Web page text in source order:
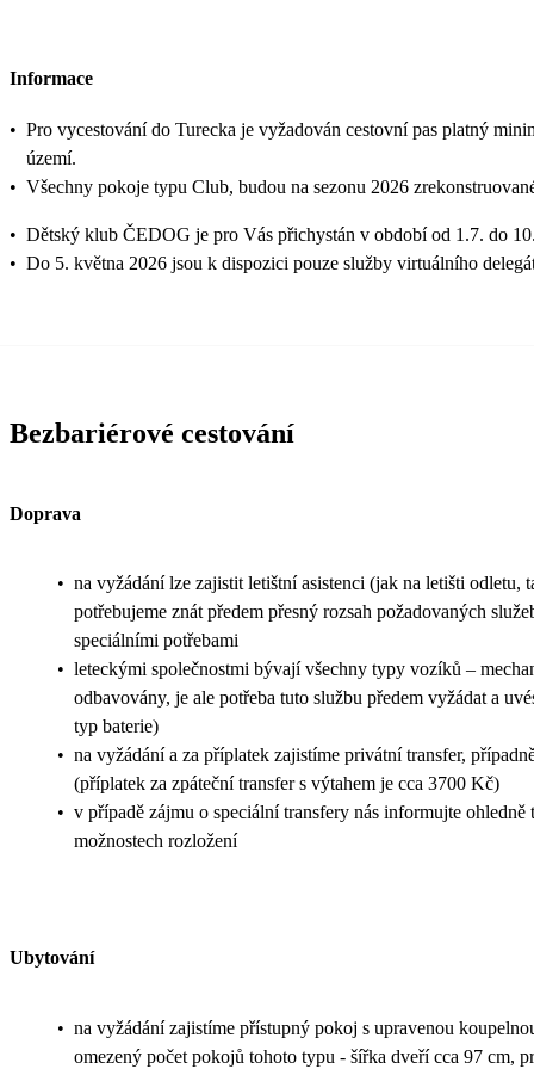
Informace
• Pro vycestování do Turecka je vyžadován cestovní pas platný
území.
• Všechny pokoje typu Club, budou na sezonu 2026
• Dětský klub ČEDOG je pro Vás přichystán v období od 1.7. do
• Do 5. května 2026 jsou k dispozici pouze služby virtuálního
Bezbariérové cestování
Doprava
• na vyžádání lze zajistit letištní asistenci (jak na letišti odletu,
potřebujeme znát předem přesný rozsah požadovaných
speciálními potřebami
• leteckými společnostmi bývají všechny typy vozíků –
odbavovány, je ale potřeba tuto službu předem vyžádat a
typ baterie)
• na vyžádání a za příplatek zajistíme privátní transfer,
(příplatek za zpáteční transfer s výtahem je cca 3700 Kč)
• v případě zájmu o speciální transfery nás informujte
možnostech rozložení
Ubytování
• na vyžádání zajistíme přístupný pokoj s upravenou
omezený počet pokojů tohoto typu - šířka dveří cca 97 cm,